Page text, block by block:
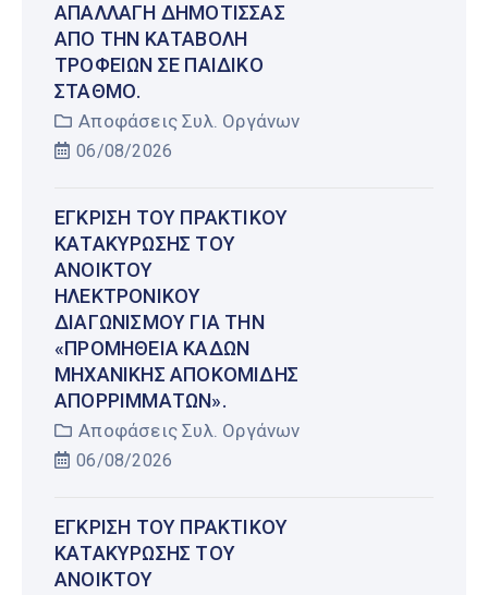
ΑΠΑΛΛΑΓΉ ΔΗΜΌΤΙΣΣΑΣ
ΑΠΌ ΤΗΝ ΚΑΤΑΒΟΛΉ
ΤΡΟΦΕΊΩΝ ΣΕ ΠΑΙΔΙΚΌ
ΣΤΑΘΜΌ.
Αποφάσεις Συλ. Οργάνων
06/08/2026
ΈΓΚΡΙΣΗ ΤΟΥ ΠΡΑΚΤΙΚΟΎ
ΚΑΤΑΚΎΡΩΣΗΣ ΤΟΥ
ΑΝΟΙΚΤΟΎ
ΗΛΕΚΤΡΟΝΙΚΟΎ
ΔΙΑΓΩΝΙΣΜΟΎ ΓΙΑ ΤΗΝ
«ΠΡΟΜΉΘΕΙΑ ΚΆΔΩΝ
ΜΗΧΑΝΙΚΉΣ ΑΠΟΚΟΜΙΔΉΣ
ΑΠΟΡΡΙΜΜΆΤΩΝ».
Αποφάσεις Συλ. Οργάνων
06/08/2026
ΈΓΚΡΙΣΗ ΤΟΥ ΠΡΑΚΤΙΚΟΎ
ΚΑΤΑΚΎΡΩΣΗΣ ΤΟΥ
ΑΝΟΙΚΤΟΎ